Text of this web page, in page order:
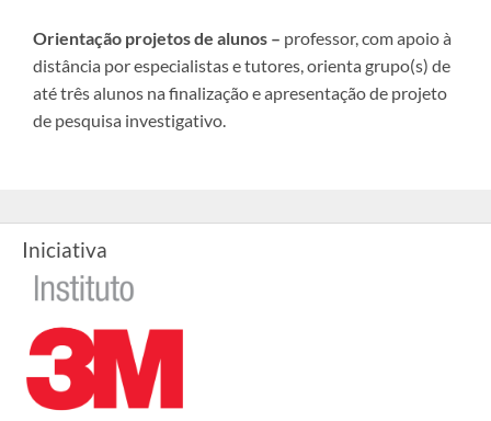
Orientação projetos de alunos – professor, com apoio à
distância por especialistas e tutores, orienta grupo(s) de
até três alunos na finalização e apresentação de projeto
de pesquisa investigativo.
Iniciativa